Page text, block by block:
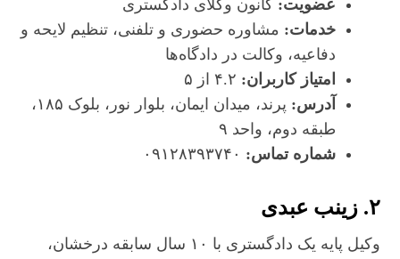
عضویت: کانون وکلای دادگستری
خدمات: مشاوره حضوری و تلفنی، تنظیم لایحه و
دفاعیه، وکالت در دادگاه‌ها
امتیاز کاربران:
آدرس:
پرند، میدان ایمان، بلوار نور، بلوک ۱۸۵،
طبقه دوم، واحد ۹
شماره تماس:
۲. زینب عبدی
وکیل پایه یک دادگستری با ۱۰ سال سابقه درخشان،